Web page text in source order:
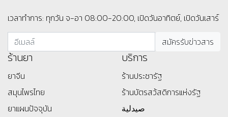
เวลาทำการ: ทุกวัน จ-อา 08:00-20:00, เปิดวันอาทิตย์, เปิดวันเสาร์
ร้านยา
ยาจีน
สมุนไพรไทย
ยาแผนปัจจุบัน
บริการ
ร้านประชารัฐ
ร้านบัตรสว้สดิการแห่งรัฐ
صيدلية